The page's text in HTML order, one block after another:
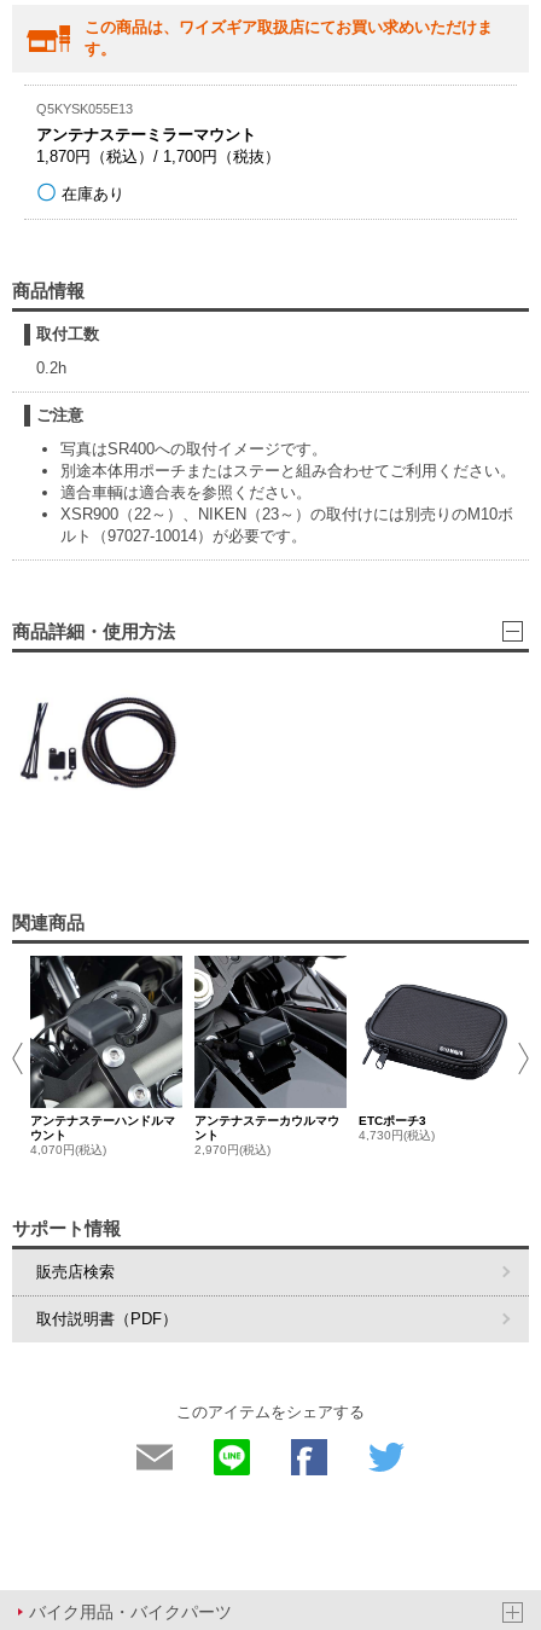
この商品は、ワイズギア取扱店にてお買い求めいただけま
す。
Q5KYSK055E13
アンテナステーミラーマウント
1,870円（税込）/ 1,700円（税抜）
在庫あり
商品情報
取付工数
0.2h
ご注意
写真はSR400への取付イメージです。
別途本体用ポーチまたはステーと組み合わせてご利用ください。
適合車輌は適合表を参照ください。
XSR900（22～）、NIKEN（23～）の取付けには別売りのM10ボ
ルト（97027-10014）が必要です。
商品詳細・使用方法
関連商品
アンテナステーハンドルマ
ウント
4,070円(税込)
アンテナステーカウルマウ
ント
2,970円(税込)
ETCポーチ3
4,730円(税込)
サポート情報
販売店検索
取付説明書（PDF）
このアイテムをシェアする
バイク用品・バイクパーツ